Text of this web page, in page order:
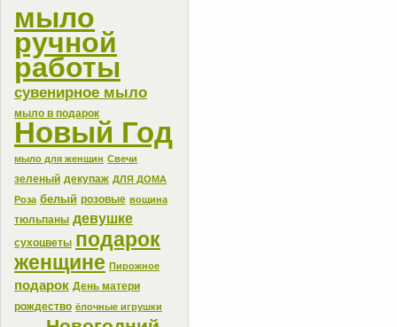
мыло
ручной
работы
сувенирное мыло
мыло в подарок
Новый Год
мыло для женщин Свечи
зеленый декупаж ДЛЯ ДОМА
Роза белый розовые вощина
тюльпаны девушке
сухоцветы подарок
женщине Пирожное
подарок День матери
рождество ёлочные игрушки